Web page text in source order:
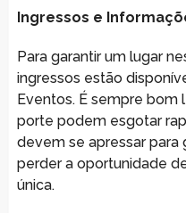
Ingressos e
Para garantir um lugar
ingressos estão
Eventos. É sempre bom
porte podem esgotar
devem se apressar para
perder a oportunidade
única.